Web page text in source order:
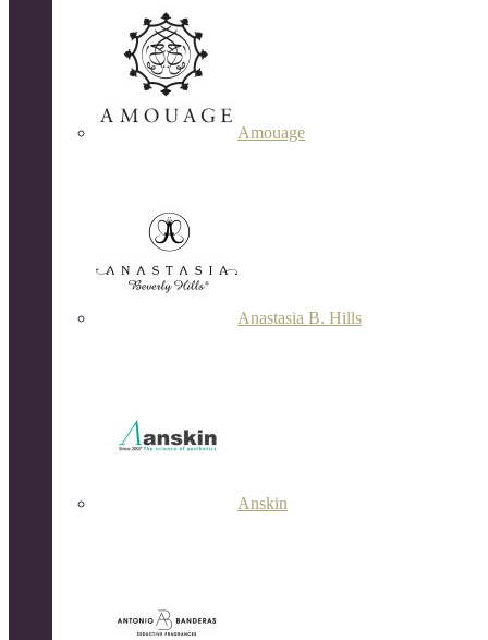
Amouage
Anastasia B. Hills
Anskin